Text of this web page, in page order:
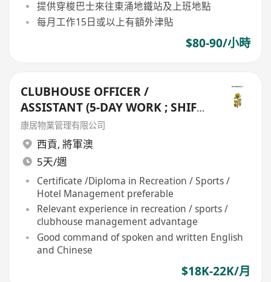
提供穿梭巴士來往東涌地鐵站及上班地點
每月工作15日或以上有額外津貼
$80-90/小時
CLUBHOUSE OFFICER /
ASSISTANT (5-DAY WORK ; SHIFT
DUTY) - TSEUNG KWAN O
康居物業管理有限公司
西貢, 將軍澳
5天/週
Certificate /Diploma in Recreation / Sports /
Hotel Management preferable
Relevant experience in recreation / sports /
clubhouse management advantage
Good command of spoken and written English
and Chinese
$18K-22K/月